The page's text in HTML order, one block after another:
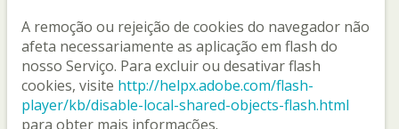
A remoção ou rejeição de cookies do navegador não
afeta necessariamente as aplicação em flash do
nosso Serviço. Para excluir ou desativar flash
cookies, visite http://helpx.adobe.com/flash-
player/kb/disable-local-shared-objects-flash.html
para obter mais informações.